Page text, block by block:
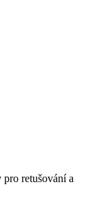
retušování a